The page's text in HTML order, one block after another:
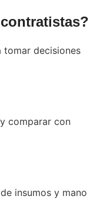
tomar decisiones
comparar con
insumos y mano